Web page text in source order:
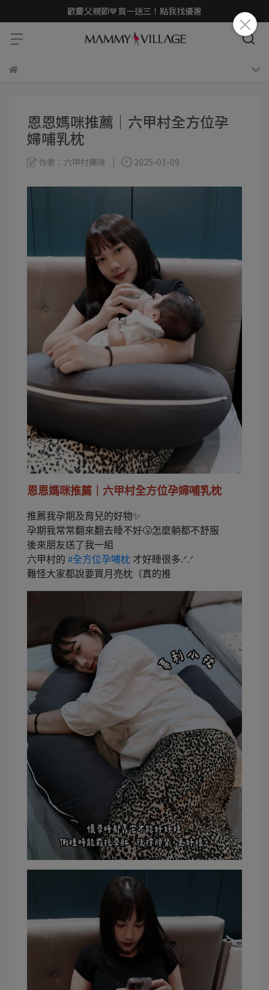
歡慶父親節🤎買一送三！點我找優惠
恩恩媽咪推薦｜六甲村全方位孕
婦哺乳枕
作者：六甲村團隊 2025-01-09
恩恩媽咪推薦｜六甲村全方位孕婦哺乳枕
推薦我孕期及育兒的好物✨
孕期我常常翻來翻去睡不好🤧怎麼躺都不舒服
後來朋友送了我一組
六甲村的 #全方位孕哺枕 才好睡很多.ᐟ‪‪‪.ᐟ‪‪‪
難怪大家都說要買月亮枕（真的推